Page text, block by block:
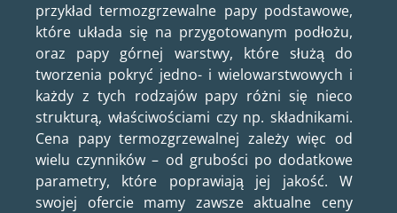
przykład termozgrzewalne papy podstawowe,
które układa się na przygotowanym podłożu,
oraz papy górnej warstwy, które służą do
tworzenia pokryć jedno- i wielowarstwowych i
każdy z tych rodzajów papy różni się nieco
strukturą, właściwościami czy np. składnikami.
Cena papy termozgrzewalnej zależy więc od
wielu czynników – od grubości po dodatkowe
parametry, które poprawiają jej jakość. W
swojej ofercie mamy zawsze aktualne ceny